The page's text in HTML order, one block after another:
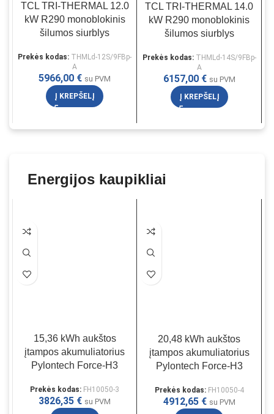
TCL TRI-THERMAL 12.0
kW R290 monoblokinis
šilumos siurblys
Prekės kodas: THMLd-12S/9FBp-
A
5966,00 € su PVM
Į KREPŠELĮ
TCL TRI-THERMAL 14.0
kW R290 monoblokinis
šilumos siurblys
Prekės kodas: THMLd-14S/9FBp-
A
6157,00 € su PVM
Į KREPŠELĮ
Energijos kaupikliai
15,36 kWh aukštos
įtampos akumuliatorius
Pylontech Force-H3
Prekės kodas: FH10050-3
3826,35 € su PVM
20,48 kWh aukštos
įtampos akumuliatorius
Pylontech Force-H3
Prekės kodas: FH10050-4
4912,65 € su PVM